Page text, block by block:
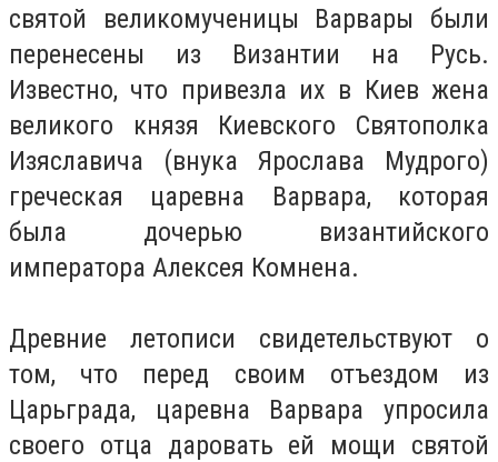
святой великомученицы Варвары были
перенесены из Византии на Русь.
Известно, что привезла их в Киев жена
великого князя Киевского Святополка
Изяславича (внука Ярослава Мудрого)
греческая царевна Варвара, которая
была дочерью византийского
императора Алексея Комнена.
Древние летописи свидетельствуют о
том, что перед своим отъездом из
Царьграда, царевна Варвара упросила
своего отца даровать ей мощи святой